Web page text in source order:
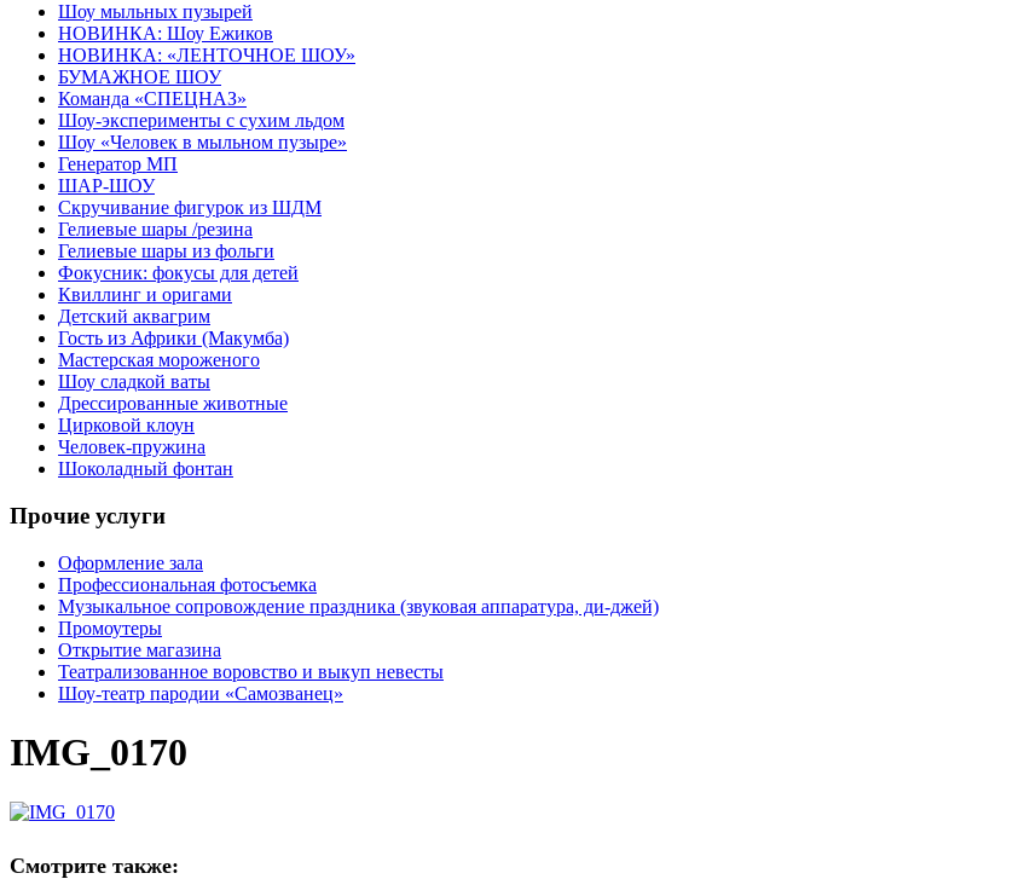
Шоу мыльных пузырей
НОВИНКА: Шоу Ежиков
НОВИНКА: «ЛЕНТОЧНОЕ ШОУ»
БУМАЖНОЕ ШОУ
Команда «СПЕЦНАЗ»
Шоу-эксперименты с сухим льдом
Шоу «Человек в мыльном пузыре»
Генератор МП
ШАР-ШОУ
Скручивание фигурок из ШДМ
Гелиевые шары /резина
Гелиевые шары из фольги
Фокусник: фокусы для детей
Квиллинг и оригами
Детский аквагрим
Гость из Африки (Макумба)
Мастерская мороженого
Шоу сладкой ваты
Дрессированные животные
Цирковой клоун
Человек-пружина
Шоколадный фонтан
Прочие услуги
Оформление зала
Профессиональная фотосъемка
Музыкальное сопровождение праздника (звуковая аппаратура, ди-джей)
Промоутеры
Открытие магазина
Театрализованное воровство и выкуп невесты
Шоу-театр пародии «Самозванец»
IMG_0170
Смотрите также: